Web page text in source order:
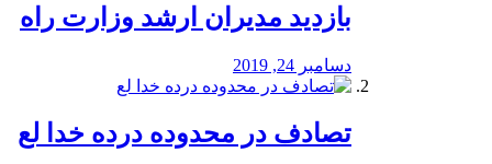
بازدید مدیران ارشد وزارت راه
دسامبر 24, 2019
تصادف در محدوده درده خدا لع